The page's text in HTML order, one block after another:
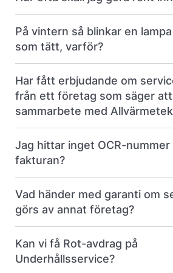
På vintern så blinkar en
som tätt, varför?
Har fått erbjudande om
från ett företag som säger
sammarbete med
Jag hittar inget OCR-nummer
fakturan?
Vad händer med garanti om
görs av annat företag?
Kan vi få Rot-avdrag på
Underhållsservice?